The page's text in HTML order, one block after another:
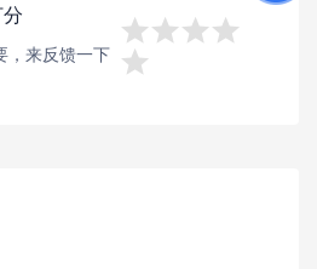
，来反馈一下

